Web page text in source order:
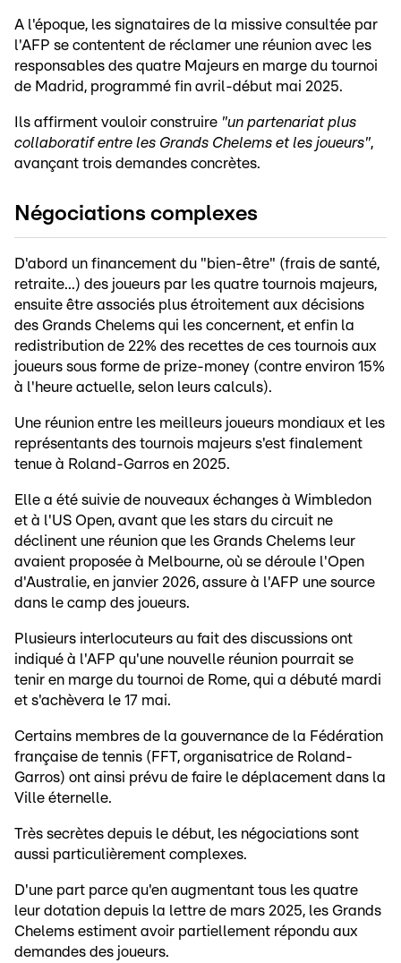
A l'époque, les signataires de la missive consultée par
l'AFP se contentent de réclamer une réunion avec les
responsables des quatre Majeurs en marge du tournoi
de Madrid, programmé fin avril-début mai 2025.
Ils affirment vouloir construire "un partenariat plus
collaboratif entre les Grands Chelems et les joueurs",
avançant trois demandes concrètes.
Négociations complexes
D'abord un financement du "bien-être" (frais de santé,
retraite...) des joueurs par les quatre tournois majeurs,
ensuite être associés plus étroitement aux décisions
des Grands Chelems qui les concernent, et enfin la
redistribution de 22% des recettes de ces tournois aux
joueurs sous forme de prize-money (contre environ 15%
à l'heure actuelle, selon leurs calculs).
Une réunion entre les meilleurs joueurs mondiaux et les
représentants des tournois majeurs s'est finalement
tenue à Roland-Garros en 2025.
Elle a été suivie de nouveaux échanges à Wimbledon
et à l'US Open, avant que les stars du circuit ne
déclinent une réunion que les Grands Chelems leur
avaient proposée à Melbourne, où se déroule l'Open
d'Australie, en janvier 2026, assure à l'AFP une source
dans le camp des joueurs.
Plusieurs interlocuteurs au fait des discussions ont
indiqué à l'AFP qu'une nouvelle réunion pourrait se
tenir en marge du tournoi de Rome, qui a débuté mardi
et s'achèvera le 17 mai.
Certains membres de la gouvernance de la Fédération
française de tennis (FFT, organisatrice de Roland-
Garros) ont ainsi prévu de faire le déplacement dans la
Ville éternelle.
Très secrètes depuis le début, les négociations sont
aussi particulièrement complexes.
D'une part parce qu'en augmentant tous les quatre
leur dotation depuis la lettre de mars 2025, les Grands
Chelems estiment avoir partiellement répondu aux
demandes des joueurs.